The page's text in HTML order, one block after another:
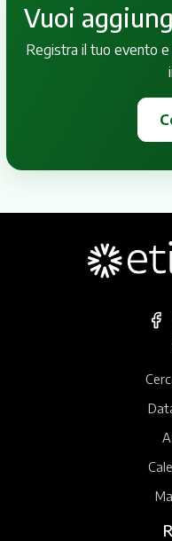
Vuoi
Registra il tuo evento